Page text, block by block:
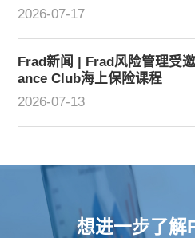
2026-07-17
Frad新闻 | Frad风险管理受
ance Club海上保险课程
2026-07-13
想进一步了解